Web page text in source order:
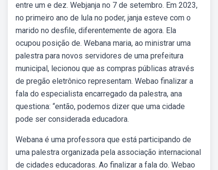
entre um e dez. Webjanja no 7 de setembro. Em 2023,
no primeiro ano de lula no poder, janja esteve com o
marido no desfile, diferentemente de agora. Ela
ocupou posição de. Webana maria, ao ministrar uma
palestra para novos servidores de uma prefeitura
municipal, lecionou que as compras públicas através
de pregão eletrônico representam. Webao finalizar a
fala do especialista encarregado da palestra, ana
questiona: “então, podemos dizer que uma cidade
pode ser considerada educadora.
Webana é uma professora que está participando de
uma palestra organizada pela associação internacional
de cidades educadoras. Ao finalizar a fala do. Webao